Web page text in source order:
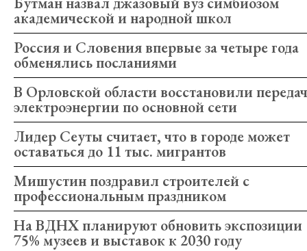
академической и народной школ
Россия и Словения впервые за четыре года
обменялись посланиями
В Орловской области восстановили
электроэнергии по основной сети
Лидер Сеуты считает, что в городе может
оставаться до 11 тыс. мигрантов
Мишустин поздравил строителей с
профессиональным праздником
На ВДНХ планируют обновить экспозиции
75% музеев и выставок к 2030 году